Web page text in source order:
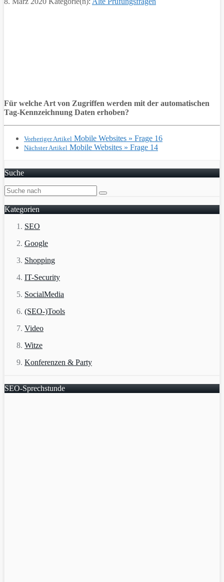
Für welche Art von Zugriffen werden mit der automatischen
Tag-Kennzeichnung Daten erhoben?
Vorheriger Artikel Mobile Websites » Frage 16
Nächster Artikel Mobile Websites » Frage 14
Suche
Kategorien
SEO
Google
Shopping
IT-Security
SocialMedia
(SEO-)Tools
Video
Witze
Konferenzen & Party
SEO-Sprechstunde